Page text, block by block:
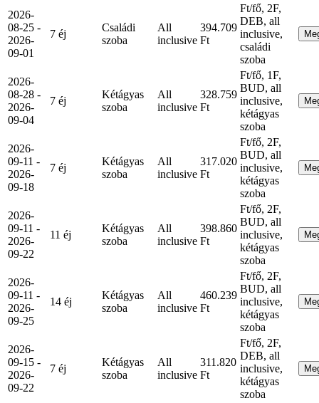
2026-
08-25 -
2026-
09-01
7 éj
Családi
szoba
All
inclusive
394.709
Ft
Ft/fő, 2F,
DEB, all
inclusive,
családi
szoba
2026-
08-28 -
2026-
09-04
7 éj
Kétágyas
szoba
All
inclusive
328.759
Ft
Ft/fő, 1F,
BUD, all
inclusive,
kétágyas
szoba
2026-
09-11 -
2026-
09-18
7 éj
Kétágyas
szoba
All
inclusive
317.020
Ft
Ft/fő, 2F,
BUD, all
inclusive,
kétágyas
szoba
2026-
09-11 -
2026-
09-22
11 éj
Kétágyas
szoba
All
inclusive
398.860
Ft
Ft/fő, 2F,
BUD, all
inclusive,
kétágyas
szoba
2026-
09-11 -
2026-
09-25
14 éj
Kétágyas
szoba
All
inclusive
460.239
Ft
Ft/fő, 2F,
BUD, all
inclusive,
kétágyas
szoba
2026-
09-15 -
2026-
09-22
7 éj
Kétágyas
szoba
All
inclusive
311.820
Ft
Ft/fő, 2F,
DEB, all
inclusive,
kétágyas
szoba